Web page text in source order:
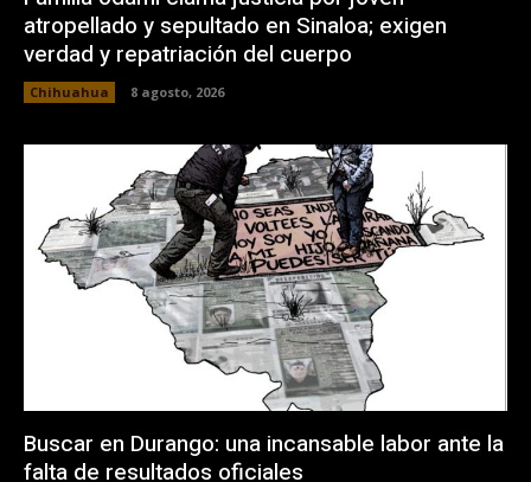
atropellado y sepultado en Sinaloa; exigen
verdad y repatriación del cuerpo
Chihuahua 8 agosto, 2026
Buscar en Durango: una incansable labor ante la
falta de resultados oficiales